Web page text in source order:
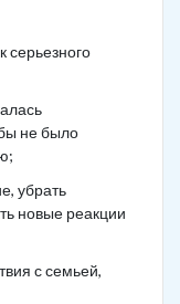
серьезного
не было
убрать
новые реакции
с семьей,